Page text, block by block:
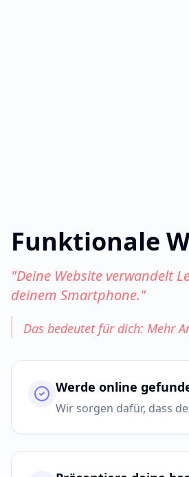
Funktionale
"Deine Website verwandelt
deinem Smartphone."
Das bedeutet für dich: Mehr
Werde online
Wir sorgen dafür, dass